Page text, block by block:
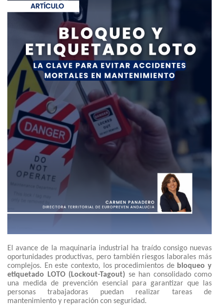
El avance de la maquinaria industrial ha traído consigo nuevas
oportunidades productivas, pero también riesgos laborales más
complejos. En este contexto, los procedimientos de bloqueo y
etiquetado LOTO (Lockout-Tagout) se han consolidado como
una medida de prevención esencial para garantizar que las
personas trabajadoras puedan realizar tareas de
mantenimiento y reparación con seguridad.